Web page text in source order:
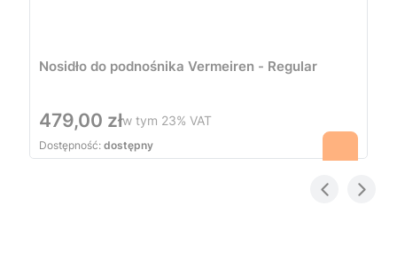
Nosidło do podnośnika Vermeiren - Regular
Cena
479,00 złw tym 23% VAT
Dostępność: dostępny